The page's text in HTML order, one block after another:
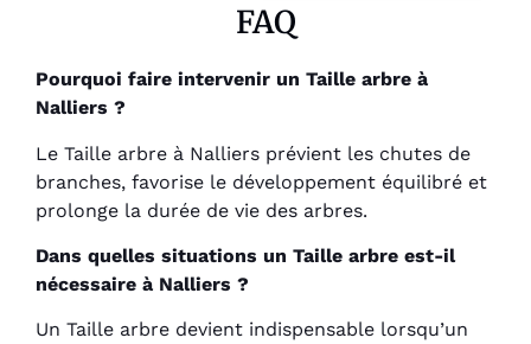
FAQ
Pourquoi faire intervenir un Taille arbre à
Nalliers ?
Le Taille arbre à Nalliers prévient les chutes de
branches, favorise le développement équilibré et
prolonge la durée de vie des arbres.
Dans quelles situations un Taille arbre est-il
nécessaire à Nalliers ?
Un Taille arbre devient indispensable lorsqu’un